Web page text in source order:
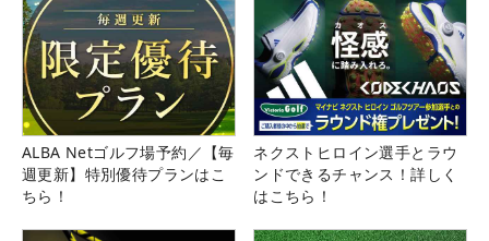
ALBA Netゴルフ場予約／【毎
週更新】特別優待プランはこ
ちら！
ネクストヒロイン選手とラウ
ンドできるチャンス！詳しく
はこちら！